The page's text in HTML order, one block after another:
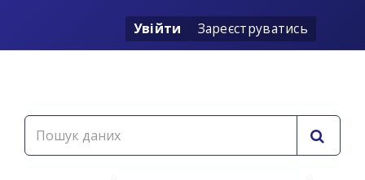
Увійти Зареєструватись